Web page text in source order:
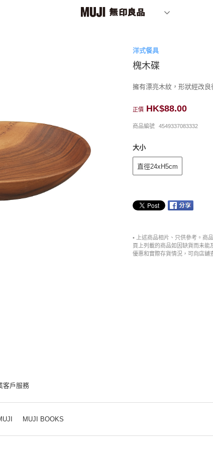
洋式餐具
槐木碟
擁有漂亮木紋，形狀經改良
正價 HK$88.00
商品編號 4549337083332
大小
直徑24xH5cm
• 上述商品相片、只供參考。商
頁上列載的商品如因缺貨而未能
優惠和實際存貨情況，可向店舖
客戶服務
MUJI BOOKS